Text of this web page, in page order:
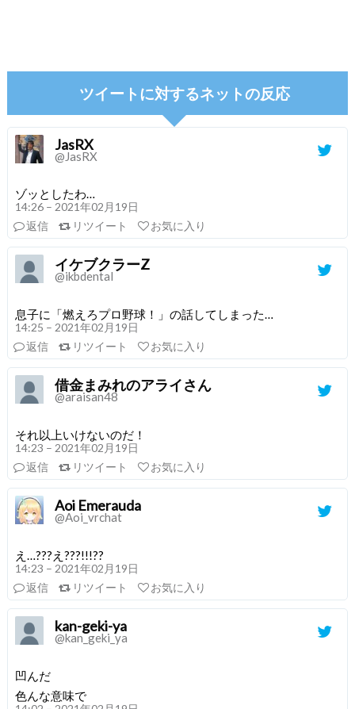
ツイートに対するネットの反応
JasRX
@JasRX
ゾッとしたわ…
14:26 – 2021年02月19日
返信
リツイート お気に入り
イケブクラーZ
@ikbdental
息子に「燃えろプロ野球！」の話してしまった…
14:25 – 2021年02月19日
返信
リツイート お気に入り
借金まみれのアライさん
@araisan48
それ以上いけないのだ！
14:23 – 2021年02月19日
返信
リツイート お気に入り
Aoi Emerauda
@Aoi_vrchat
え…???え???!!!??
14:23 – 2021年02月19日
返信
リツイート お気に入り
kan-geki-ya
@kan_geki_ya
凹んだ
色んな意味で